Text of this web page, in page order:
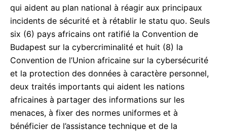
qui aident au plan national à réagir aux principaux
incidents de sécurité et à rétablir le statu quo. Seuls
six (6) pays africains ont ratifié la Convention de
Budapest sur la cybercriminalité et huit (8) la
Convention de l’Union africaine sur la cybersécurité
et la protection des données à caractère personnel,
deux traités importants qui aident les nations
africaines à partager des informations sur les
menaces, à fixer des normes uniformes et à
bénéficier de l’assistance technique et de la